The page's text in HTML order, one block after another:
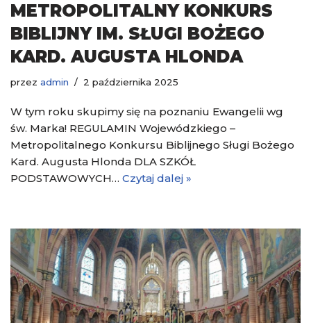
METROPOLITALNY KONKURS
BIBLIJNY IM. SŁUGI BOŻEGO
KARD. AUGUSTA HLONDA
przez admin 2 października 2025
W tym roku skupimy się na poznaniu Ewangelii wg
św. Marka! REGULAMIN Wojewódzkiego –
Metropolitalnego Konkursu Biblijnego Sługi Bożego
Kard. Augusta Hlonda DLA SZKÓŁ
PODSTAWOWYCH… Czytaj dalej »